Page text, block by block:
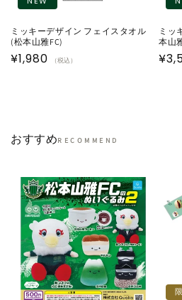
ミッキーデザイン フェイスタオル
(松本山雅FC)
通
¥1,980 （税込）
ミッ
本山
通
おすすめRECOMMEND